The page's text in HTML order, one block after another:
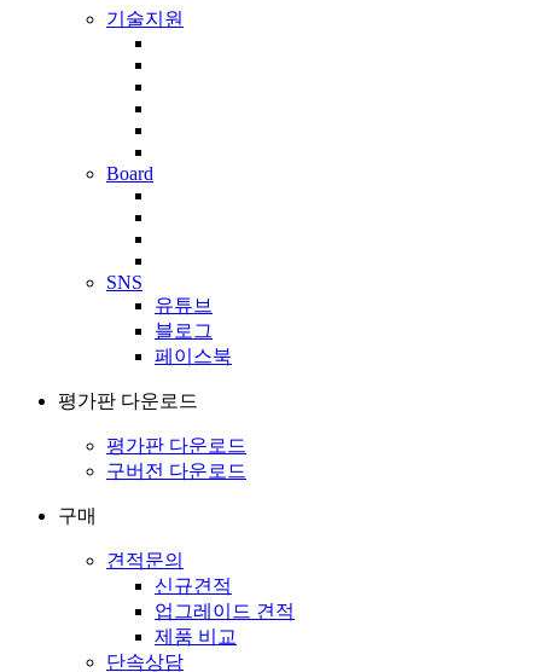
기술지원
Board
SNS
유튜브
블로그
페이스북
평가판 다운로드
평가판 다운로드
구버전 다운로드
구매
견적문의
신규견적
업그레이드 견적
제품 비교
단속상담